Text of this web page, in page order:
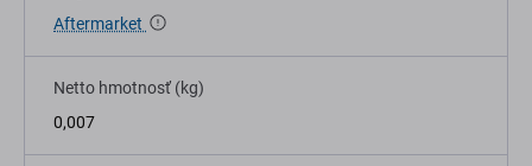
Aftermarket
Netto hmotnosť (kg)
0,007